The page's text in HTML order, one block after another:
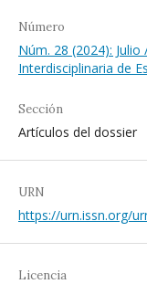
Número
Núm. 28 (2024):
Interdisciplinaria de
Sección
Artículos del dossier
URN
https://urn.issn.org/
Licencia